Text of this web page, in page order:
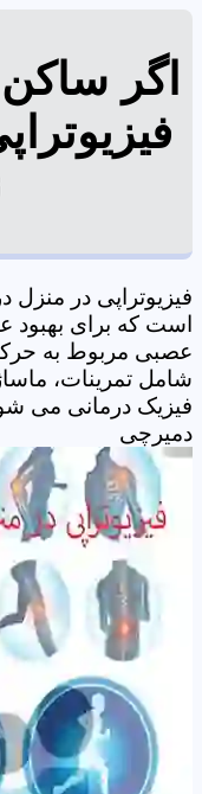
اگر
فیزیوتراپی در
است که برای بهبود
عصبی مربوط به
شامل تمرینات،
دمیرچی